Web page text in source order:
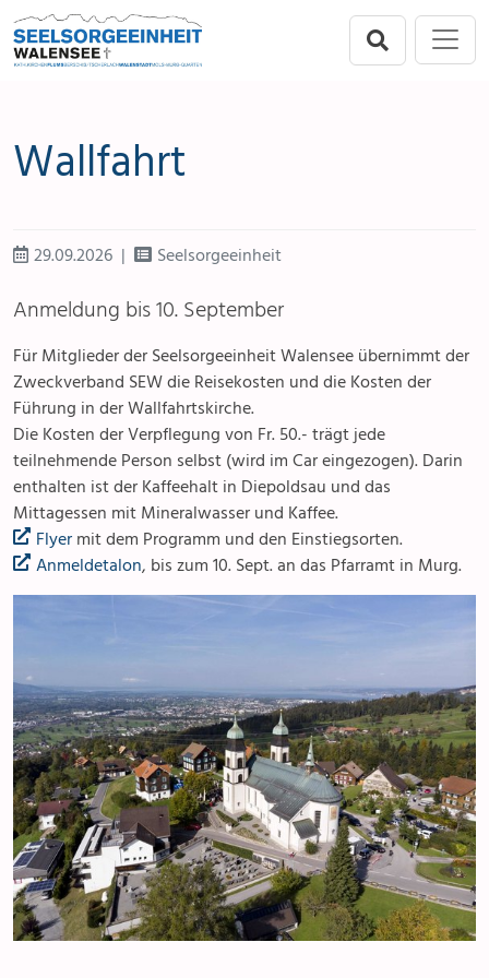
Direkt zur Hauptnavigation springen
Direkt zum Inhalt springen
Wallfahrt
29.09.2026 Seelsorgeeinheit
Anmeldung bis 10. September
Für Mitglieder der Seelsorgeeinheit Walensee übernimmt der
Zweckverband SEW die Reisekosten und die Kosten der
Führung in der Wallfahrtskirche.
Die Kosten der Verpflegung von Fr. 50.- trägt jede
teilnehmende Person selbst (wird im Car eingezogen). Darin
enthalten ist der Kaffeehalt in Diepoldsau und das
Mittagessen mit Mineralwasser und Kaffee.
Flyermit dem Programm und den Einstiegsorten.
Anmeldetalon, bis zum 10. Sept. an das Pfarramt in Murg.
Walenstadt
Mols-Murg-Quarten